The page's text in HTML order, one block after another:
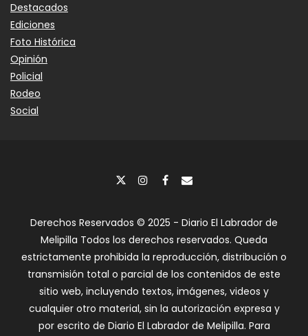
Destacados
Ediciones
Foto Histórica
Opinión
Policial
Rodeo
Social
Derechos Reservados © 2025 - Diario El Labrador de
Melipilla Todos los derechos reservados. Queda
estrictamente prohibida la reproducción, distribución o
transmisión total o parcial de los contenidos de este
sitio web, incluyendo textos, imágenes, videos y
cualquier otro material, sin la autorización expresa y
por escrito de Diario El Labrador de Melipilla. Para